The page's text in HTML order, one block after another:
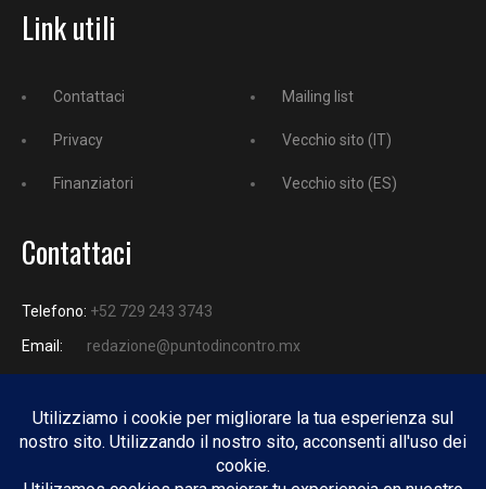
Link utili
Contattaci
Privacy
Finanziatori
Mailing list
Vecchio sito (IT)
Vecchio sito (ES)
Contattaci
Telefono: +52 729 243 3743
Email:
redazione@puntodincontro.mx
PUNTODINCONTRO